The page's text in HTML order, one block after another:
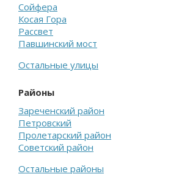
Сойфера
Косая Гора
Рассвет
Павшинский мост
Остальные улицы
Районы
Зареченский район
Петровский
Пролетарский район
Советский район
Остальные районы